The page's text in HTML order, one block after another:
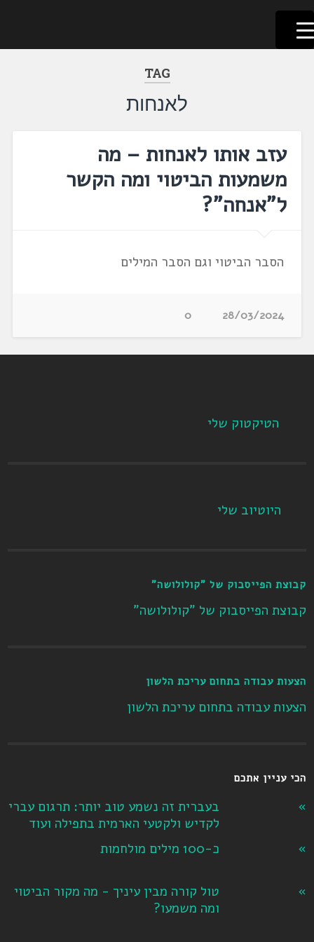
דלג
לתוכן
לשוניאדה
עברית. לשון. שפה
TAG
לאנחות
עזב אותו לאנחות – מה
משמעות הביטוי ומה הקשר
ל"אנחה"?
הסבר הביטוי וגם הסבר המילים
28/03/2024
0
הטיקטוק שלי
היוטיוב שלי
קבוצת הפייסבוק של "קולולושה"
קבוצת הפייסבוק של "קולולושה"
הצעות עבודה בתחום עריכת הלשון
הצעות עבודה בתחום עריכת הלשון
הכי עניין אתכם
בעברית זה נשמע טוב יותר: תרגום עברי
לקדיש ולקטעי הארמית בתפילה ועוד
כ-100 מילים מולחמות
טול קורה מבין עיניך - מה מקור הביטוי
ומה משמעו?